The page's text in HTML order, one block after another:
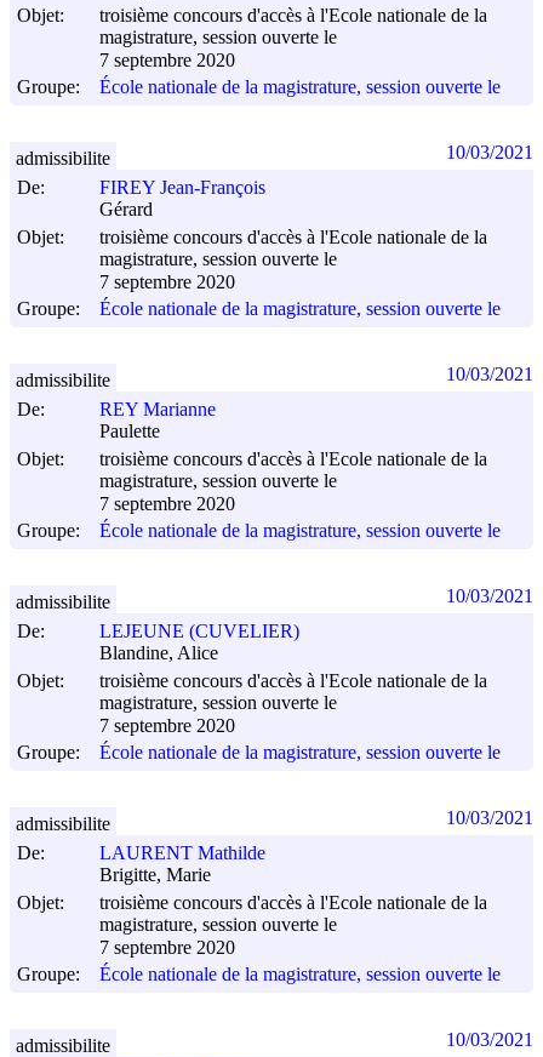
Objet:
troisième concours d'accès à l'Ecole nationale de la
magistrature, session ouverte le
7 septembre 2020
Groupe:
École nationale de la magistrature, session ouverte le
De:
FIREY Jean-François
Gérard
Objet:
troisième concours d'accès à l'Ecole nationale de la
magistrature, session ouverte le
7 septembre 2020
Groupe:
École nationale de la magistrature, session ouverte le
admissibilite 10/03/2021
De:
REY Marianne
Paulette
Objet:
troisième concours d'accès à l'Ecole nationale de la
magistrature, session ouverte le
7 septembre 2020
Groupe:
École nationale de la magistrature, session ouverte le
admissibilite 10/03/2021
De:
LEJEUNE (CUVELIER)
Blandine, Alice
Objet:
troisième concours d'accès à l'Ecole nationale de la
magistrature, session ouverte le
7 septembre 2020
Groupe:
École nationale de la magistrature, session ouverte le
admissibilite 10/03/2021
De:
LAURENT Mathilde
Brigitte, Marie
Objet:
troisième concours d'accès à l'Ecole nationale de la
magistrature, session ouverte le
7 septembre 2020
Groupe:
École nationale de la magistrature, session ouverte le
admissibilite 10/03/2021
admissibilite 10/03/2021